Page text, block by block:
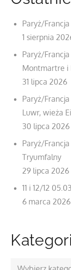
Paryż/
1 sierpnia
Paryż/
Montmartre i
31 lipca 2026
Paryż/
Luwr, wieża
30 lipca 2026
Paryż/
Tryumfalny
29 lipca 2026
11 i 12/12
6 marca 2026
Kategorie